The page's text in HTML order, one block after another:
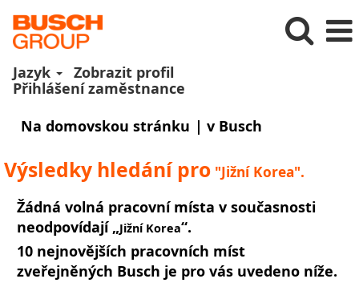
Jazyk
Zobrazit profil
Přihlášení zaměstnance
Na domovskou stránku | v Busch
Výsledky hledání pro "Jižní Korea".
Žádná volná pracovní místa v současnosti
neodpovídají „Jižní Korea“.
10 nejnovějších pracovních míst
zveřejněných Busch je pro vás uvedeno níže.